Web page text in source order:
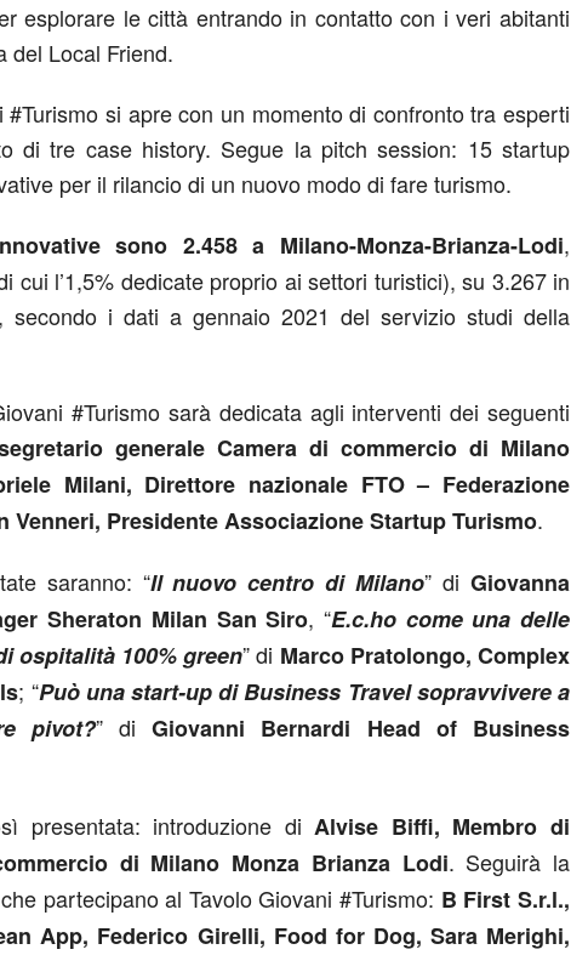
esplorare le città entrando in contatto con i veri abitanti
del Local Friend.
#Turismo si apre con un momento di confronto tra esperti
di tre case history. Segue la pitch session: 15 startup
per il rilancio di un nuovo modo di fare turismo.
sono 2.458 a Milano-Monza-Brianza-Lodi,
cui l’1,5% dedicate proprio ai settori turistici), su 3.267 in
secondo i dati a gennaio 2021 del servizio studi della
#Turismo sarà dedicata agli interventi dei seguenti
generale Camera di commercio di Milano
Milani, Direttore nazionale FTO – Federazione
Venneri, Presidente Associazione Startup Turismo.
saranno: “Il nuovo centro di Milano” diGiovanna
Sheraton Milan San Siro, “E.c.ho come una delle
ospitalità 100% green” di Marco Pratolongo, Complex
; “Può una start-up di Business Travel sopravvivere a
pivot?” diGiovanni Bernardi Head of Business
presentata: introduzione di Alvise Biffi, Membro di
di Milano Monza Brianza Lodi. Seguirà la
partecipano al Tavolo Giovani #Turismo: B First S.r.l.,
App, Federico Girelli, Food for Dog, Sara Merighi,